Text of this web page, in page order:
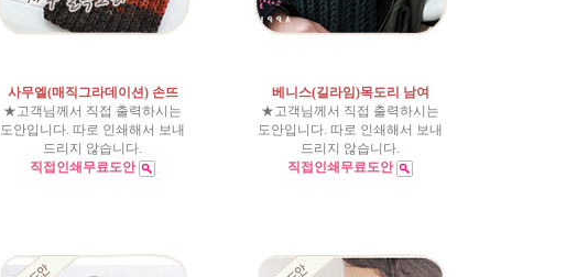
사무엘(매직그라데이션) 손뜨
★고객님께서 직접 출력하시는
도안입니다. 따로 인쇄해서 보내
드리지 않습니다.
직접인쇄무료도안
베니스(길라임)목도리 남여
★고객님께서 직접 출력하시는
도안입니다. 따로 인쇄해서 보내
드리지 않습니다.
직접인쇄무료도안